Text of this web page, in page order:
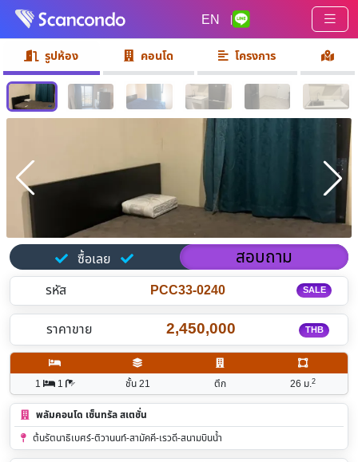
EN |
รูปห้อง คอนโด โครงการ
ซื้อเลย สอบถาม
รหัส PCC33-0240 SALE
ราคาขาย 2,450,000 THB
1 1 ชั้น 21 ตึก 26 ม.2
พลัมคอนโด เซ็นทรัล สเตชั่น
ต้นรัตนาธิเบศร์-ติวานนท์-สามัคคี-เรวดี-สนามบินน้ำ